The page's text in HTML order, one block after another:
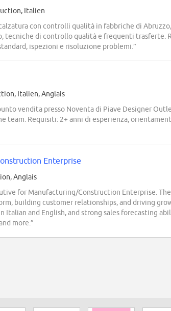
Italien
con controlli qualità in fabbriche di Abruzzo,
tecniche di controllo qualità e frequenti trasferte.
ispezioni e risoluzione problemi.”
Italien, Anglais
vendita presso Noventa di Piave Designer
team. Requisiti: 2+ anni di esperienza,
Enterprise
Anglais
for Manufacturing/Construction Enterprise.
building customer relationships, and driving
Italian and English, and strong sales forecasting
more.”